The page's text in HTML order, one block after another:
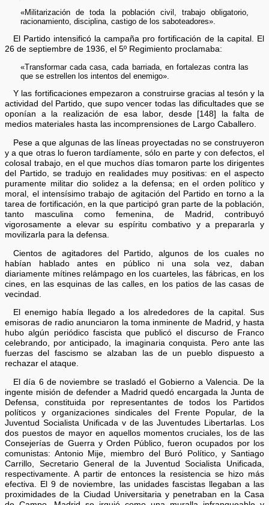
«Militarización de toda la población civil, trabajo obligatorio,
racionamiento, disciplina, castigo de los saboteadores».
El Partido intensificó la campaña pro fortificación de la capital. El
26 de septiembre de 1936, el 5º Regimiento proclamaba:
«Transformar cada casa, cada barriada, en fortalezas contra las
que se estrellen los intentos del enemigo».
Y las fortificaciones empezaron a construirse gracias al tesón y la
actividad del Partido, que supo vencer todas las dificultades que se
oponían a la realización de esa labor, desde [148] la falta de
medios materiales hasta las incomprensiones de Largo Caballero.
Pese a que algunas de las líneas proyectadas no se construyeron
y a que otras lo fueron tardíamente, sólo en parte y con defectos, el
colosal trabajo, en el que muchos días tomaron parte los dirigentes
del Partido, se tradujo en realidades muy positivas: en el aspecto
puramente militar dio solidez a la defensa; en el orden político y
moral, el intensísimo trabajo de agitación del Partido en torno a la
tarea de fortificación, en la que participó gran parte de la población,
tanto masculina como femenina, de Madrid, contribuyó
vigorosamente a elevar su espíritu combativo y a prepararla y
movilizarla para la defensa.
Cientos de agitadores del Partido, algunos de los cuales no
habían hablado antes en público ni una sola vez, daban
diariamente mítines relámpago en los cuarteles, las fábricas, en los
cines, en las esquinas de las calles, en los patios de las casas de
vecindad.
El enemigo había llegado a los alrededores de la capital. Sus
emisoras de radio anunciaron la toma inminente de Madrid, y hasta
hubo algún periódico fascista que publicó el discurso de Franco
celebrando, por anticipado, la imaginaria conquista. Pero ante las
fuerzas del fascismo se alzaban las de un pueblo dispuesto a
rechazar el ataque.
El día 6 de noviembre se trasladó el Gobierno a Valencia. De la
ingente misión de defender a Madrid quedó encargada la Junta de
Defensa, constituida por representantes de todos los Partidos
políticos y organizaciones sindicales del Frente Popular, de la
Juventud Socialista Unificada v de las Juventudes Libertarlas. Los
dos puestos de mayor en aquellos momentos cruciales, los de las
Consejerías de Guerra y Orden Público, fueron ocupados por los
comunistas: Antonio Mije, miembro del Buró Político, y Santiago
Carrillo, Secretario General de la Juventud Socialista Unificada,
respectivamente. A partir de entonces la resistencia se hizo más
efectiva. El 9 de noviembre, las unidades fascistas llegaban a las
proximidades de la Ciudad Universitaria y penetraban en la Casa